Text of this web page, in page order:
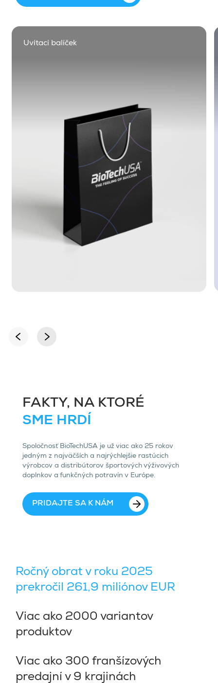
Uvítací balíček
FAKTY, NA KTORÉ
SME HRDÍ
Spoločnosť BioTechUSA je už viac ako 25 rokov
jedným z najväčších a najrýchlejšie rastúcich
výrobcov a distribútorov športových výživových
doplnkov a funkčných potravín v Európe.
PRIDAJTE SA K NÁM
Ročný obrat v roku 2025
prekročil 261,9 miliónov EUR
Viac ako 2000 variantov
produktov
Viac ako 300 franšízových
predajní v 9 krajinách